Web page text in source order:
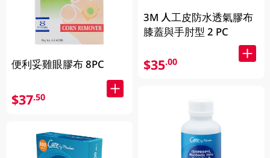
便利妥雞眼膠布 8PC
$37.50
3M 人工皮防水透氣膠布
膝蓋與手肘型 2 PC
$35.00